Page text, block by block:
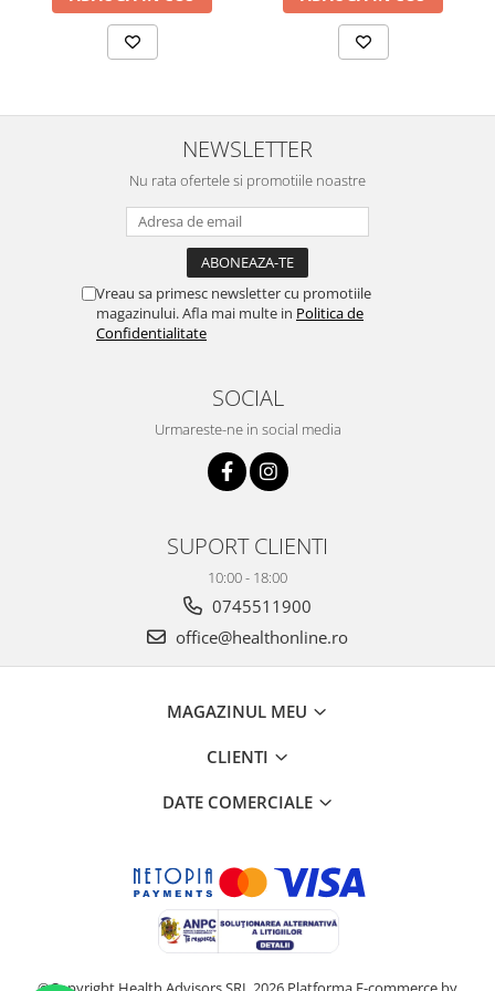
Zuluff Diapers (70 produse)
NEWSLETTER
Nu rata ofertele si promotiile noastre
Vreau sa primesc newsletter cu promotiile
magazinului. Afla mai multe in Politica de
Confidentialitate
SOCIAL
Urmareste-ne in social media
SUPORT CLIENTI
10:00 - 18:00
0745511900
office@healthonline.ro
MAGAZINUL MEU
CLIENTI
DATE COMERCIALE